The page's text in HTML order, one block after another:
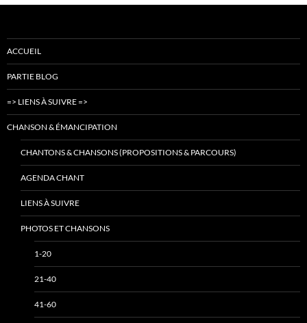
ACCUEIL
PARTIE BLOG
=> LIENS À SUIVRE =>
CHANSON & ÉMANCIPATION
CHANTONS & CHANSONS (PROPOSITIONS & PARCOURS)
AGENDA CHANT
LIENS À SUIVRE
PHOTOS ET CHANSONS
1-20
21-40
41-60